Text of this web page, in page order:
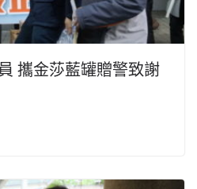
攜金莎藍罐贈警致謝